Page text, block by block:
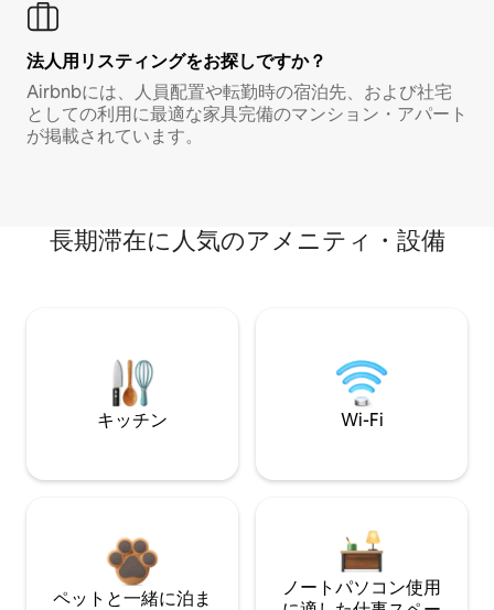
法人用リスティングをお探しですか？
Airbnbには、人員配置や転勤時の宿泊先、および社宅
としての利用に最適な家具完備のマンション・アパート
が掲載されています。
長期滞在に人気のアメニティ・設備
キッチン Wi-Fi
ペットと一緒に泊ま
ノートパソコン使用